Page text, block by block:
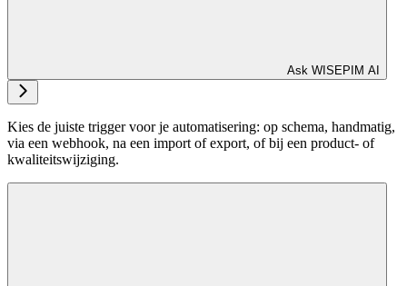
Ask WISEPIM AI
Kies de juiste trigger voor je automatisering: op schema, handmatig,
via een webhook, na een import of export, of bij een product- of
kwaliteitswijziging.